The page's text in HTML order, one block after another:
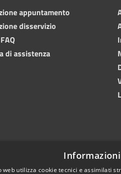
appuntamento
disservizio
di assistenza
web utilizza cookie tecnici e assimilati